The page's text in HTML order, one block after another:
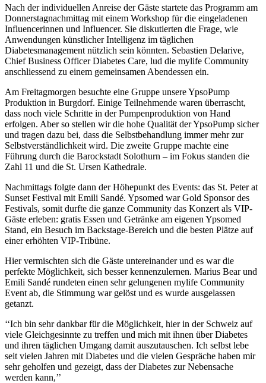
Nach der individuellen Anreise der Gäste startete das Programm am
Donnerstagnachmittag mit einem Workshop für die eingeladenen
Influencerinnen und Influencer. Sie diskutierten die Frage, wie
Anwendungen künstlicher Intelligenz im täglichen
Diabetesmanagement nützlich sein könnten. Sebastien Delarive,
Chief Business Officer Diabetes Care, lud die mylife Community
anschliessend zu einem gemeinsamen Abendessen ein.
Am Freitagmorgen besuchte eine Gruppe unsere YpsoPump
Produktion in Burgdorf. Einige Teilnehmende waren überrascht,
dass noch viele Schritte in der Pumpenproduktion von Hand
erfolgen. Aber so stellen wir die hohe Qualität der YpsoPump sicher
und tragen dazu bei, dass die Selbstbehandlung immer mehr zur
Selbstverständlichkeit wird. Die zweite Gruppe machte eine
Führung durch die Barockstadt Solothurn – im Fokus standen die
Zahl 11 und die St. Ursen Kathedrale.
Nachmittags folgte dann der Höhepunkt des Events: das St. Peter at
Sunset Festival mit Emili Sandé. Ypsomed war Gold Sponsor des
Festivals, somit durfte die ganze Community das Konzert als VIP-
Gäste erleben: gratis Essen und Getränke am eigenen Ypsomed
Stand, ein Besuch im Backstage-Bereich und die besten Plätze auf
einer erhöhten VIP-Tribüne.
Hier vermischten sich die Gäste untereinander und es war die
perfekte Möglichkeit, sich besser kennenzulernen. Marius Bear und
Emili Sandé rundeten einen sehr gelungenen mylife Community
Event ab, die Stimmung war gelöst und es wurde ausgelassen
getanzt.
‘‘Ich bin sehr dankbar für die Möglichkeit, hier in der Schweiz auf
viele Gleichgesinnte zu treffen und mich mit ihnen über Diabetes
und ihren täglichen Umgang damit auszutauschen. Ich selbst lebe
seit vielen Jahren mit Diabetes und die vielen Gespräche haben mir
sehr geholfen und gezeigt, dass der Diabetes zur Nebensache
werden kann,’’